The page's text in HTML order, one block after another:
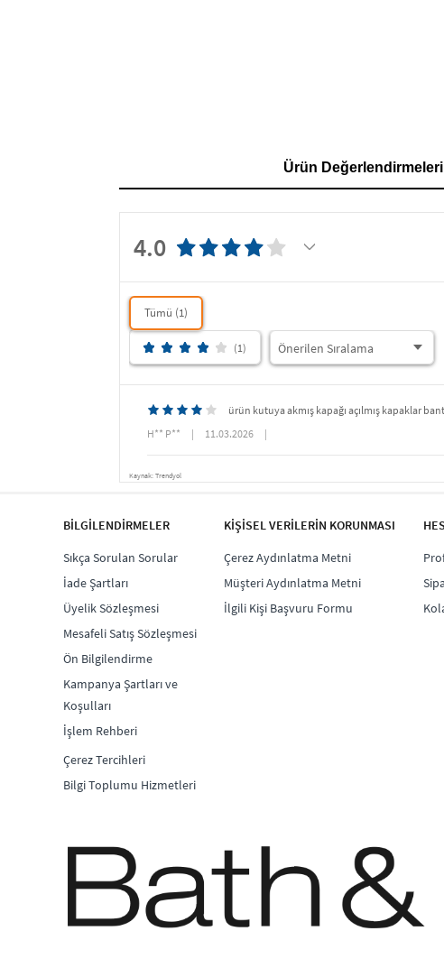
Ürün Değerlendirmeleri
4.0
Tümü (1)
(1)
ürün kutuya akmış kapağı açılmış kapaklar
H** P**
| 11.03.2026 |
Kaynak: Trendyol
BİLGİLENDİRMELER
Sıkça Sorulan Sorular
İade Şartları
Üyelik Sözleşmesi
Mesafeli Satış Sözleşmesi
Ön Bilgilendirme
Kampanya Şartları ve
Koşulları
İşlem Rehberi
Çerez Tercihleri
Bilgi Toplumu Hizmetleri
KİŞİSEL VERİLERİN KORUNMASI
Çerez Aydınlatma Metni
Müşteri Aydınlatma Metni
İlgili Kişi Başvuru Formu